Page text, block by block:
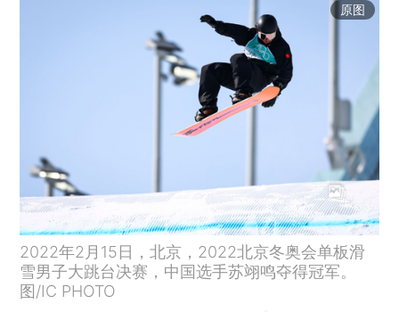
原图
2022年2月15日，北京，2022北京冬奥会单板滑
雪男子大跳台决赛，中国选手苏翊鸣夺得冠军。
图/IC PHOTO